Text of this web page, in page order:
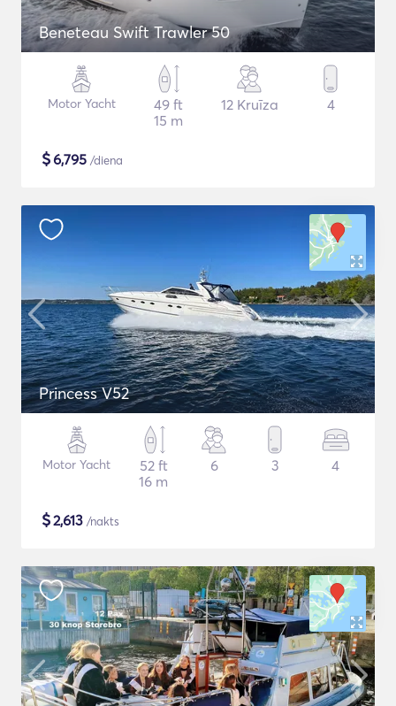
Beneteau Swift Trawler 50
Motor Yacht
49 ft
15 m
12 Kruīza 4
$6,795 /diena
Princess V52
Motor Yacht
52 ft
16 m
6 3 4
$2,613 /nakts